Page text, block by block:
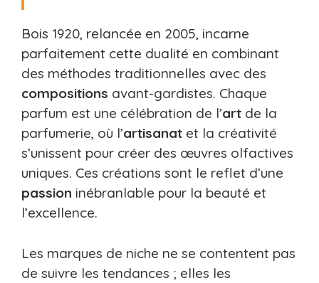
Bois 1920, relancée en 2005, incarne
parfaitement cette dualité en combinant
des méthodes traditionnelles avec des
compositions avant-gardistes. Chaque
parfum est une célébration de l’art de la
parfumerie, où l’artisanat et la créativité
s’unissent pour créer des œuvres olfactives
uniques. Ces créations sont le reflet d’une
passion inébranlable pour la beauté et
l’excellence.
Les marques de niche ne se contentent pas
de suivre les tendances ; elles les